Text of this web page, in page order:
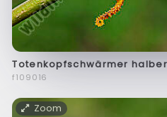
Totenkopfschwärmer
f109016
Zoom